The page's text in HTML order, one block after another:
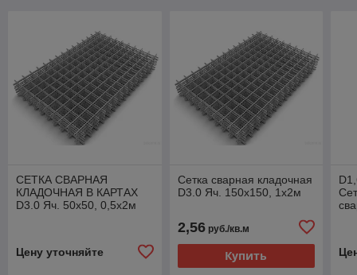
СЕТКА СВАРНАЯ
КЛАДОЧНАЯ В КАРТАХ
D3.0 Яч. 50х50, 0,5х2м
Цену уточняйте
Сетка сварная кладочная
D3.0 Яч. 150х150, 1х2м
2,56руб./кв.м
Купить